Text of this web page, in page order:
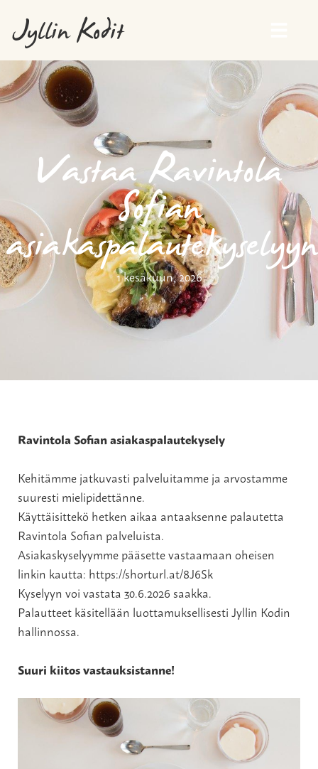
Jyllin Kodit
Vastaa Ravintola
Sofian
1 kesäkuun, 2026
Ravintola Sofian asiakaspalautekysely
Kehitämme jatkuvasti palveluitamme ja arvostamme
suuresti mielipidettänne.
Käyttäisittekö hetken aikaa antaaksenne palautetta
Ravintola Sofian palveluista.
Asiakaskyselyymme pääsette vastaamaan oheisen
linkin kautta: https://shorturl.at/8J6Sk
Kyselyyn voi vastata 30.6.2026 saakka.
Palautteet käsitellään luottamuksellisesti Jyllin Kodin
hallinnossa.
Suuri kiitos vastauksistanne!